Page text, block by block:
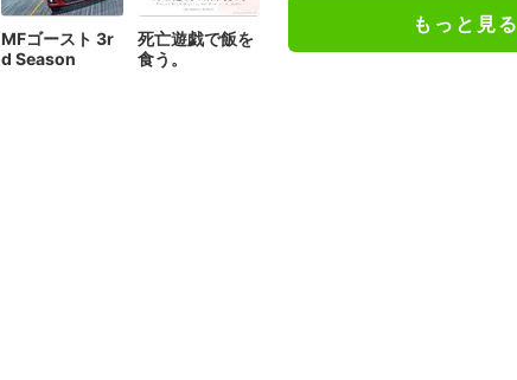
MFゴースト 3r
d Season
死亡遊戯で飯を
食う。
もっと見る